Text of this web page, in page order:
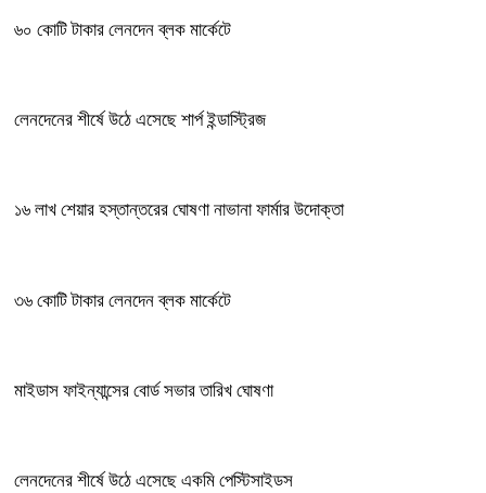
৬০ কোটি টাকার লেনদেন ব্লক মার্কেটে
লেনদেনের শীর্ষে উঠে এসেছে শার্প ইন্ডাস্ট্রিজ
১৬ লাখ শেয়ার হস্তান্তরের ঘোষণা নাভানা ফার্মার উদোক্তা
৩৬ কোটি টাকার লেনদেন ব্লক মার্কেটে
মাইডাস ফাইন্যান্সের বোর্ড সভার তারিখ ঘোষণা
লেনদেনের শীর্ষে উঠে এসেছে একমি পেস্টিসাইডস